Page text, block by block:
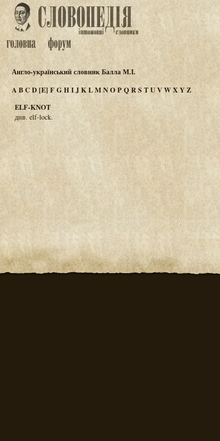
Англо-український словник Балла М.І.
ABCD[E] FGHIJKLMNOPQRSTUVWXYZ
ELF-KNOT
див. elf-lock.